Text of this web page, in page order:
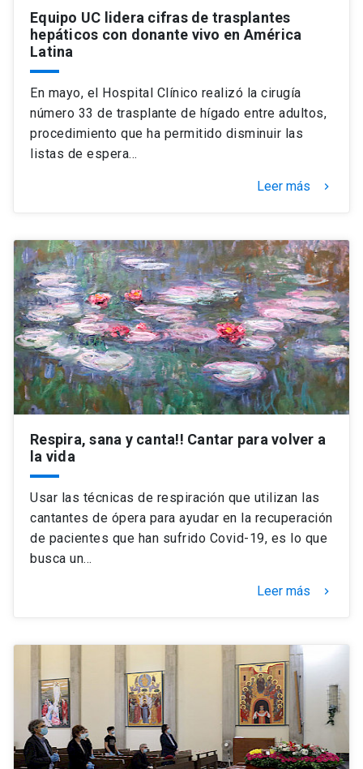
Equipo UC lidera cifras de trasplantes
hepáticos con donante vivo en América
Latina
En mayo, el Hospital Clínico realizó la cirugía
número 33 de trasplante de hígado entre adultos,
procedimiento que ha permitido disminuir las
listas de espera…
Leer más keyboard_arrow_right
Respira, sana y canta!! Cantar para volver a
la vida
Usar las técnicas de respiración que utilizan las
cantantes de ópera para ayudar en la recuperación
de pacientes que han sufrido Covid-19, es lo que
busca un…
Leer más keyboard_arrow_right